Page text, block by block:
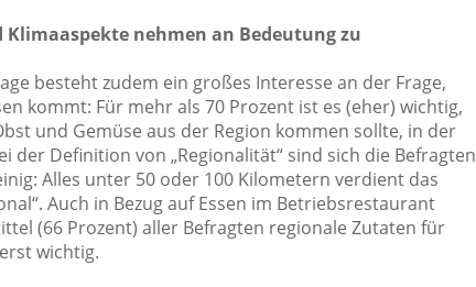
nehmen an Bedeutung zu
besteht zudem ein großes Interesse an der Frage,
kommt: Für mehr als 70 Prozent ist es (eher) wichtig,
und Gemüse aus der Region kommen sollte, in der
der Definition von „Regionalität“ sind sich die Befragten
Alles unter 50 oder 100 Kilometern verdient das
Auch in Bezug auf Essen im Betriebsrestaurant
(66 Prozent) aller Befragten regionale Zutaten für
wichtig.